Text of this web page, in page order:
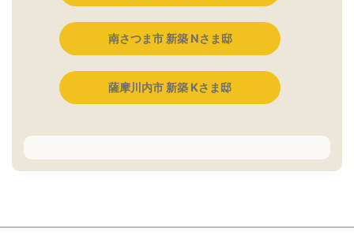
南さつま市 新築 Nさま邸
薩摩川内市 新築 Kさま邸